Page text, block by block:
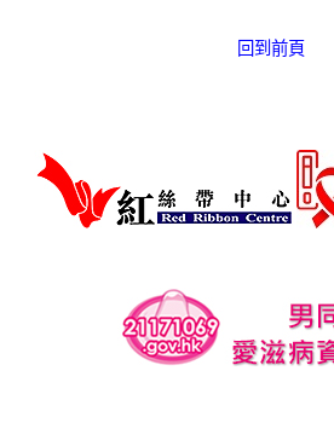
回到前頁